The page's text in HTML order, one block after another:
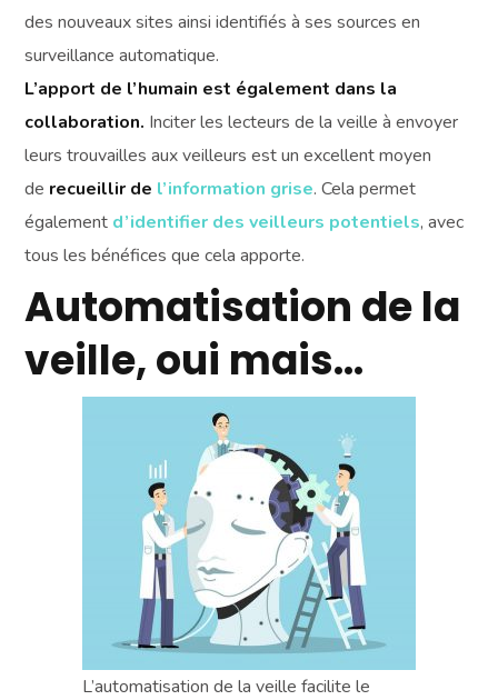
des nouveaux sites ainsi identifiés à ses sources en
surveillance automatique.
L’apport de l’humain est également dans la
collaboration. Inciter les lecteurs de la veille à envoyer
leurs trouvailles aux veilleurs est un excellent moyen
de recueillir de l’information grise. Cela permet
également d’identifier des veilleurs potentiels, avec
tous les bénéfices que cela apporte.
Automatisation de la
veille, oui mais…
L’automatisation de la veille facilite le